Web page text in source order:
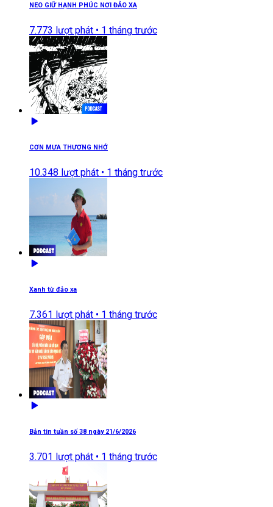
NEO GIỮ HẠNH PHÚC NƠI ĐẢO XA
7.773 lượt phát • 1 tháng trước
CƠN MƯA THƯƠNG NHỚ
10.348 lượt phát • 1 tháng trước
Xanh từ đảo xa
7.361 lượt phát • 1 tháng trước
Bản tin tuần số 38 ngày 21/6/2026
3.701 lượt phát • 1 tháng trước